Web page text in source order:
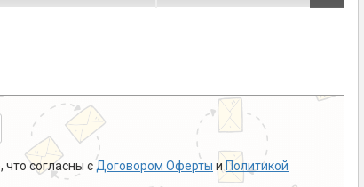
согласны с Договором Оферты и Политикой